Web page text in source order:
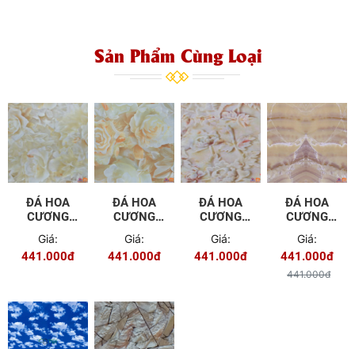
Sản Phẩm Cùng Loại
ĐÁ HOA
CƯƠNG
- 01
Giá:
441.000đ
ĐÁ HOA
CƯƠNG
- 02
Giá:
441.000đ
ĐÁ HOA
CƯƠNG
-05
Giá:
441.000đ
ĐÁ HOA
CƯƠNG
- 06
Giá:
441.000đ
441.000đ